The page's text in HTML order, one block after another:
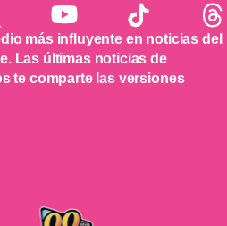
más influyente en noticias del
Las últimas noticias de
te comparte las versiones